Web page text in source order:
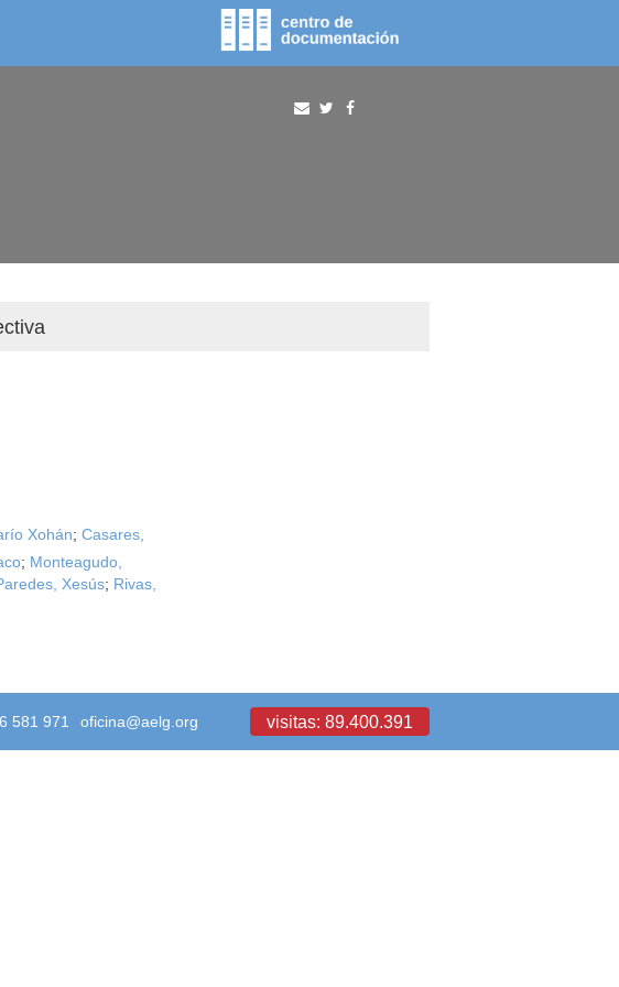
fototeca procura
Xohán; Casares,
; Monteagudo,
Xesús; Rivas,
581 971 oficina@aelg.org visitas: 89.400.391